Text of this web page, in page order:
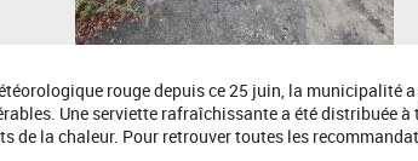
rouge depuis ce 25 juin, la municipalité
Une serviette rafraîchissante a été distribuée
de la chaleur. Pour retrouver toutes les